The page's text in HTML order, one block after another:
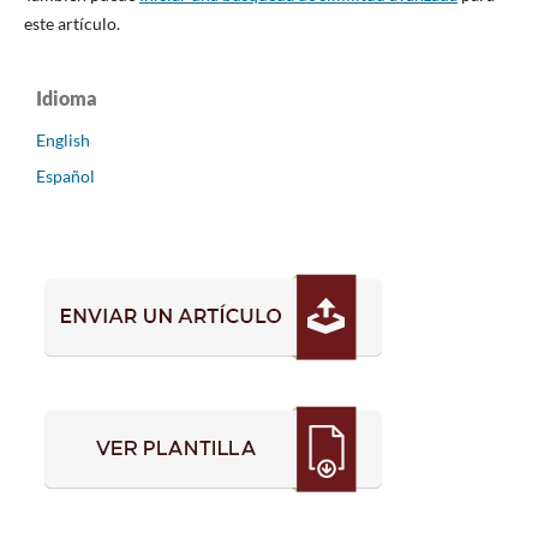
este artículo.
Idioma
English
Español